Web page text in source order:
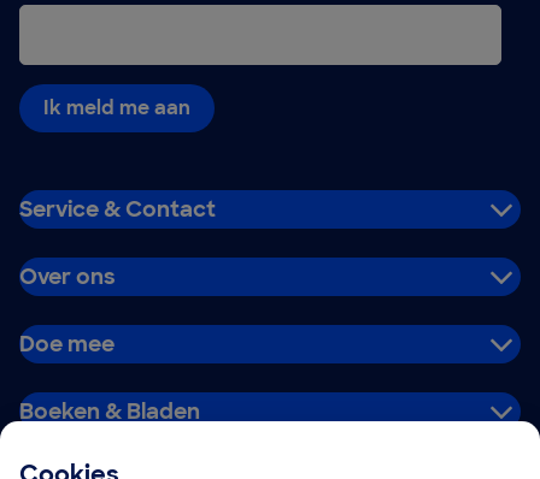
Ik meld me aan
Service & Contact
Over ons
Doe mee
Boeken & Bladen